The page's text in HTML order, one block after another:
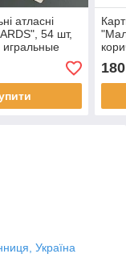
атласні
54 шт,
игральные
180
Україна